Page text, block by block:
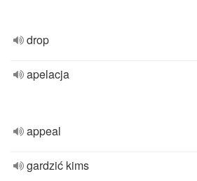
drop
apelacja
appeal
gardzić kims